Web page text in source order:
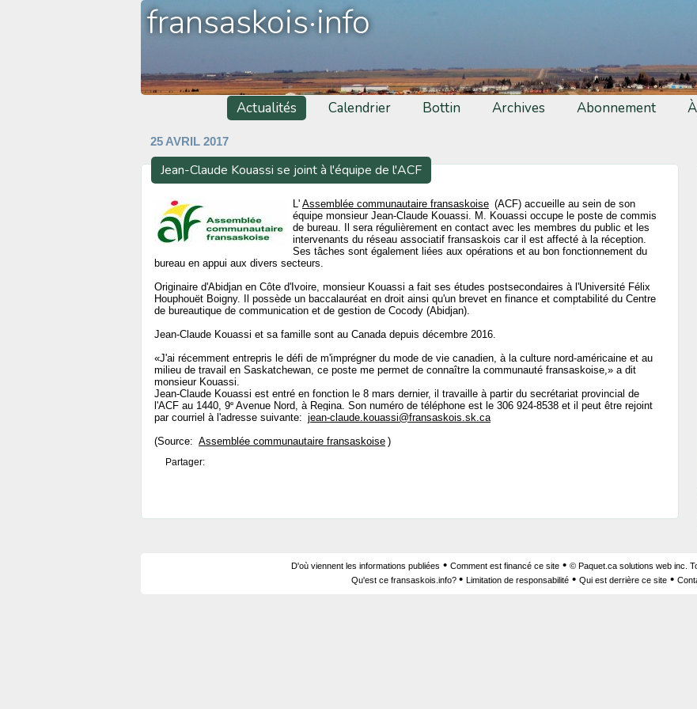
fransaskois·info
Actualités Calendrier Bottin Archives Abonnement
25 AVRIL 2017
Jean-Claude Kouassi se joint à l'équipe de l'ACF
L' Assemblée communautaire fransaskoise (ACF) accueille au sein de son
équipe monsieur Jean-Claude Kouassi. M. Kouassi occupe le poste de commis
de bureau. Il sera régulièrement en contact avec les membres du public et les
intervenants du réseau associatif fransaskois car il est affecté à la réception.
Ses tâches sont également liées aux opérations et au bon fonctionnement du
bureau en appui aux divers secteurs.
Originaire d'Abidjan en Côte d'Ivoire, monsieur Kouassi a fait ses études postsecondaires à l'Université Félix
Houphouët Boigny. Il possède un baccalauréat en droit ainsi qu'un brevet en finance et comptabilité du Centre
de bureautique de communication et de gestion de Cocody (Abidjan).
Jean-Claude Kouassi et sa famille sont au Canada depuis décembre 2016.
«J'ai récemment entrepris le défi de m'imprégner du mode de vie canadien, à la culture nord-américaine et au
milieu de travail en Saskatchewan, ce poste me permet de connaître la communauté fransaskoise,» a dit
monsieur Kouassi.
Jean-Claude Kouassi est entré en fonction le 8 mars dernier, il travaille à partir du secrétariat provincial de
l'ACF au 1440, 9e Avenue Nord, à Regina. Son numéro de téléphone est le 306 924-8538 et il peut être rejoint
par courriel à l'adresse suivante: jean-claude.kouassi@fransaskois.sk.ca
(Source: Assemblée communautaire fransaskoise )
Partager:
D'où viennent les informations publiées • Comment est financé ce site • © Paquet.ca solutions web inc.
Qu'est ce fransaskois.info? • Limitation de responsabilité • Qui est derrière ce site •